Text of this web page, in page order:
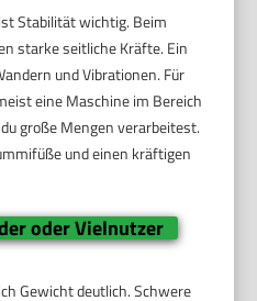
Stabilität wichtig. Beim
starke seitliche Kräfte. Ein
und Vibrationen. Für
eine Maschine im Bereich
große Mengen verarbeitest.
und einen kräftigen
oder Vielnutzer
Gewicht deutlich. Schwere